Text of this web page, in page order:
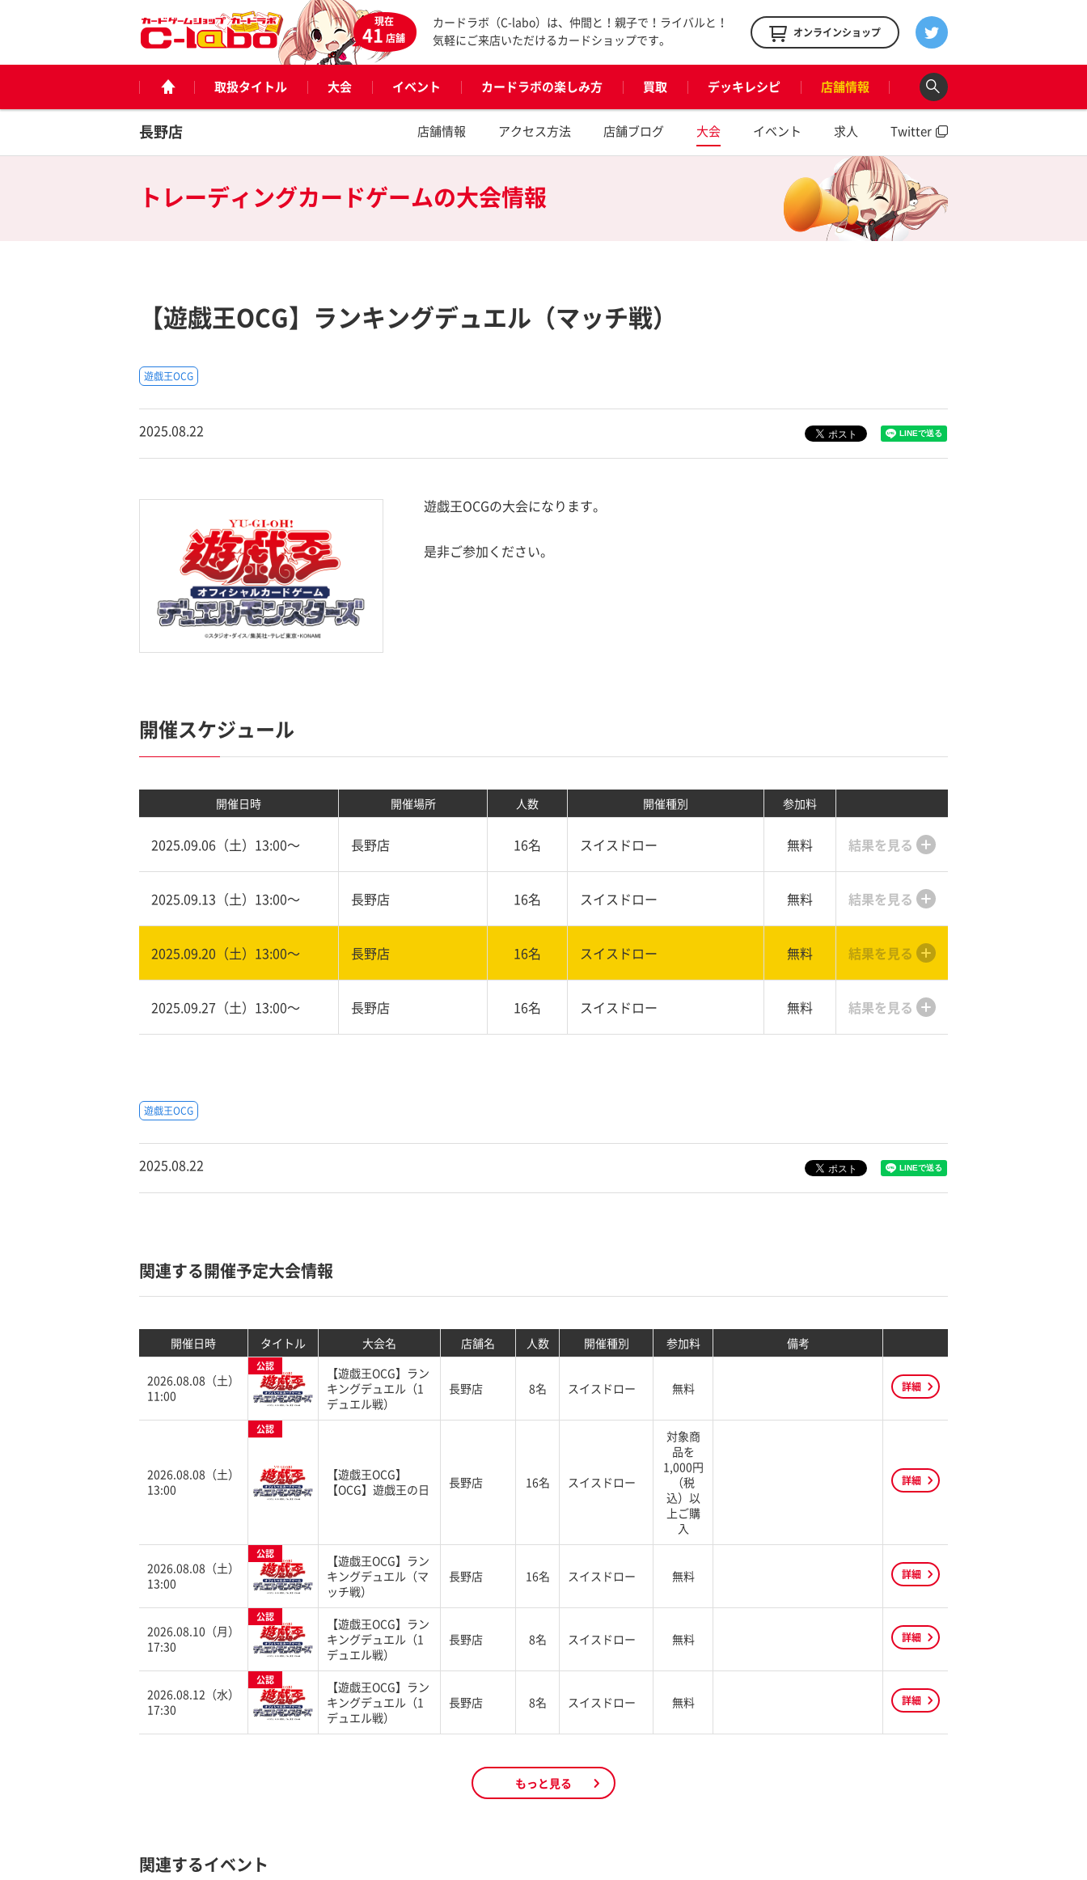
現在
41店舗
カードラボ（C-labo）は、仲間と！親子で！ライバルと！
気軽にご来店いただけるカードショップです。
オンラインショップ
取扱タイトル 大会 イベント カードラボの楽しみ方 買取 デッキレシピ 店舗情報
長野店 店舗情報 アクセス方法 店舗ブログ 大会 イベント 求人 Twitter
トレーディングカードゲームの大会情報
【遊戯王OCG】ランキングデュエル（マッチ戦）
遊戯王OCG
2025.08.22
遊戯王OCGの大会になります。
是非ご参加ください。
開催スケジュール
開催日時 開催場所 人数 開催種別 参加料
2025.09.06（土）13:00〜 長野店 16名 スイスドロー 無料 結果を見る
2025.09.13（土）13:00〜 長野店 16名 スイスドロー 無料 結果を見る
2025.09.20（土）13:00〜 長野店 16名 スイスドロー 無料 結果を見る
2025.09.27（土）13:00〜 長野店 16名 スイスドロー 無料 結果を見る
遊戯王OCG
2025.08.22
関連する開催予定大会情報
開催日時 タイトル 大会名 店舗名 人数 開催種別 参加料 備考
2026.08.08（土）
11:00
公認
【遊戯王OCG】ラン
キングデュエル（1
デュエル戦）
長野店 8名 スイスドロー 無料 詳細
2026.08.08（土）
13:00
公認
【遊戯王OCG】
【OCG】遊戯王の日
長野店 16名 スイスドロー
対象商
品を
1,000円
（税
込）以
上ご購
入
詳細
2026.08.08（土）
13:00
公認
【遊戯王OCG】ラン
キングデュエル（マ
ッチ戦）
長野店 16名 スイスドロー 無料 詳細
2026.08.10（月）
17:30
公認
【遊戯王OCG】ラン
キングデュエル（1
デュエル戦）
長野店 8名 スイスドロー 無料 詳細
2026.08.12（水）
17:30
公認
【遊戯王OCG】ラン
キングデュエル（1
デュエル戦）
長野店 8名 スイスドロー 無料 詳細
もっと見る
関連するイベント